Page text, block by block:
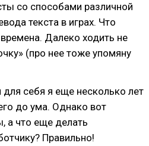
со способами различной
текста в играх. Что
Далеко ходить не
(про нее тоже упомяну
себя я еще несколько лет
до ума. Однако вот
а что еще делать
Правильно!